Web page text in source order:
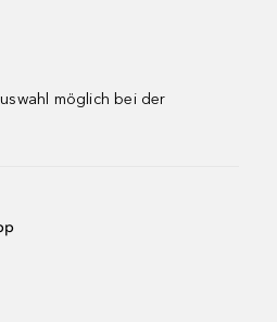
möglich bei der